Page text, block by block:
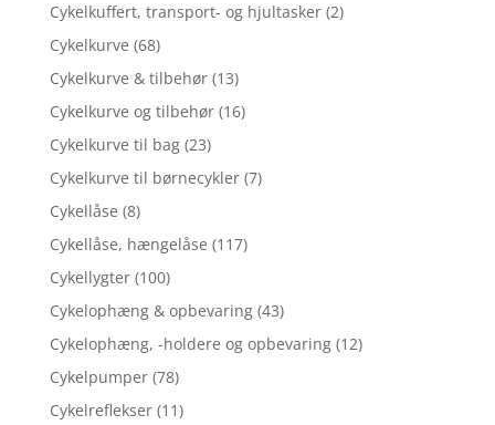
Cykelkuffert, transport- og hjultasker (2)
Cykelkurve (68)
Cykelkurve & tilbehør (13)
Cykelkurve og tilbehør (16)
Cykelkurve til bag (23)
Cykelkurve til børnecykler (7)
Cykellåse (8)
Cykellåse, hængelåse (117)
Cykellygter (100)
Cykelophæng & opbevaring (43)
Cykelophæng, -holdere og opbevaring (12)
Cykelpumper (78)
Cykelreflekser (11)